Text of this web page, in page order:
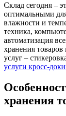
Склад сегодня –
оптимальными
влажности и
техника,
автоматизация
хранения
услуг –
услуги кросс-
хранения